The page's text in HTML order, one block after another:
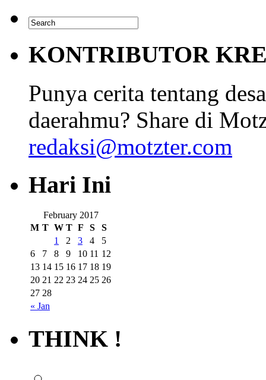
KONTRIBUTOR
Punya cerita tentang
daerahmu? Share di
redaksi@motzter.com
Hari Ini
February 2017
M T W T F S S
« Jan
1 2 3 4
5
6
7 8 9 10 11 12
13 14 15 16 17 18 19
20 21 22 23 24 25 26
27 28
THINK !